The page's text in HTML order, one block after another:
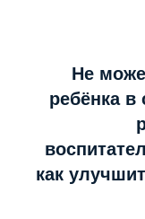
Не
ребёнка в
как